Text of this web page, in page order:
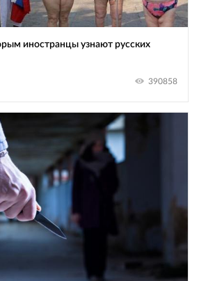
иностранцы узнают русских
390858